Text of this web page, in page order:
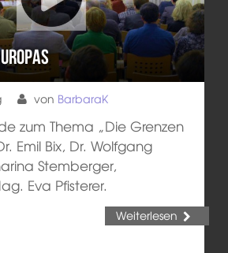
von BarbaraK
zum Thema „Die Grenzen
Emil Bix, Dr. Wolfgang
Stemberger,
Eva Pfisterer.
Weiterlesen